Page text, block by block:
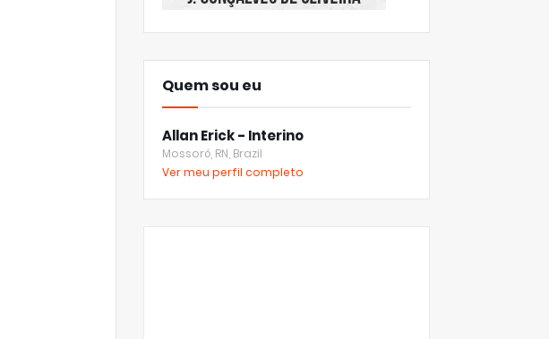
Quem sou eu
Allan Erick - Interino
Mossoró, RN, Brazil
Ver meu perfil completo